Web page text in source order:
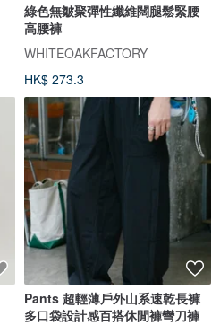
綠色無皺聚彈性纖維闊腿鬆緊腰
高腰褲
WHITEOAKFACTORY
HK$ 273.3
Pants 超輕薄戶外山系速乾長褲
多口袋設計感百搭休閒褲彎刀褲